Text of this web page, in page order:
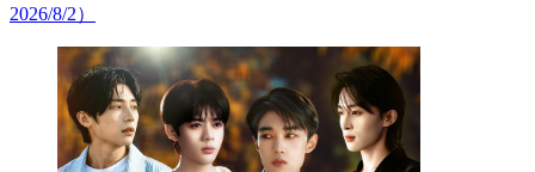
2026/8/2）